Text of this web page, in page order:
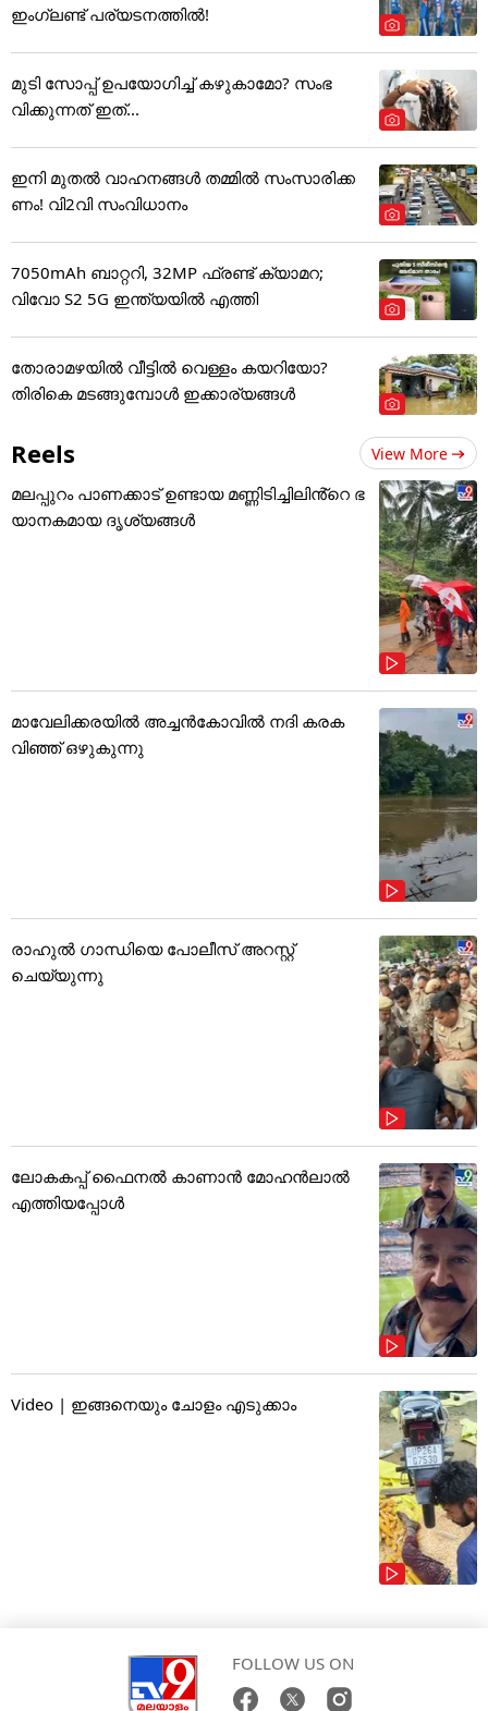
ഇംഗ്ലണ്ട് പര്യടനത്തില്‍!
മുടി സോപ്പ് ഉപയോഗിച്ച് കഴുകാമോ? സംഭ
വിക്കുന്നത് ഇത്...
ഇനി മുതൽ വാഹനങ്ങൾ തമ്മിൽ സംസാരിക്ക
ണം! വി2വി സംവിധാനം
7050mAh ബാറ്ററി, 32MP ഫ്രണ്ട് ക്യാമറ;
വിവോ S2 5G ഇന്ത്യയിൽ എത്തി
തോരാമഴയിൽ വീട്ടിൽ വെള്ളം കയറിയോ?
തിരികെ മടങ്ങുമ്പോൾ ഇക്കാര്യങ്ങൾ
Reels View More
മലപ്പുറം പാണക്കാട് ഉണ്ടായ മണ്ണിടിച്ചിലിൻ്റെ ഭ
യാനകമായ ദൃശ്യങ്ങൾ
മാവേലിക്കരയിൽ അച്ചൻകോവിൽ നദി കരക
വിഞ്ഞ് ഒഴുകുന്നു
രാഹുൽ ഗാന്ധിയെ പോലീസ് അറസ്റ്റ്
ചെയ്യുന്നു
ലോകകപ്പ് ഫൈനൽ കാണാൻ മോഹൻലാൽ
എത്തിയപ്പോൾ
Video | ഇങ്ങനെയും ചോളം എടുക്കാം
FOLLOW US ON